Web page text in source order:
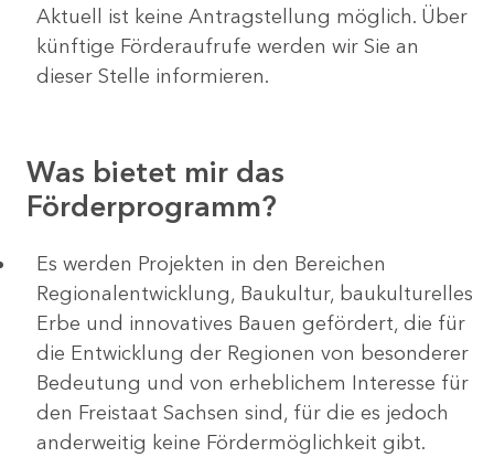
Aktuell ist keine Antragstellung möglich. Über
künftige Förderaufrufe werden wir Sie an
dieser Stelle informieren.
Was bietet mir das
Förderprogramm?
Es werden Projekten in den Bereichen
Regionalentwicklung, Baukultur, baukulturelles
Erbe und innovatives Bauen gefördert, die für
die Entwicklung der Regionen von besonderer
Bedeutung und von erheblichem Interesse für
den Freistaat Sachsen sind, für die es jedoch
anderweitig keine Fördermöglichkeit gibt.